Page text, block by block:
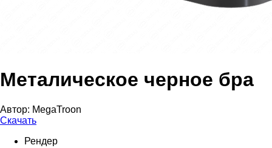
Металическое черное бра
Автор: MegaTroon
Скачать
Рендер